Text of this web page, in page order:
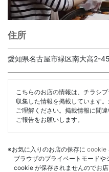
住所
愛知県名古屋市緑区南大高2-
こちらのお店の情報は、チラシ
収集した情報を掲載しています
ご理解ください。掲載情報に間
ご報告をお願いします。
※お気に入りのお店の保存に cookie
ブラウザのプライベートモード
cookie が保存されませんのでお